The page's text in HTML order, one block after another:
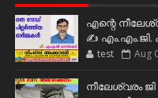
എന്റെ
✍️
test Aug
നീലേശ്വരം